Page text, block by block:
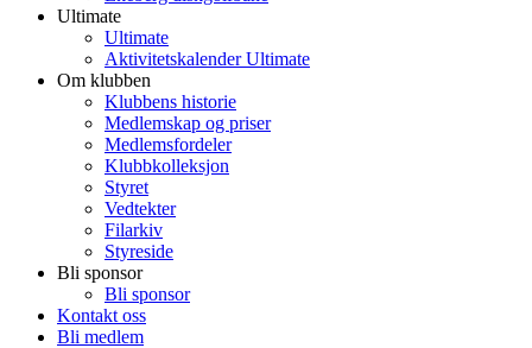
Ultimate
Ultimate
Aktivitetskalender Ultimate
Om klubben
Klubbens historie
Medlemskap og priser
Medlemsfordeler
Klubbkolleksjon
Styret
Vedtekter
Filarkiv
Styreside
Bli sponsor
Bli sponsor
Kontakt oss
Bli medlem